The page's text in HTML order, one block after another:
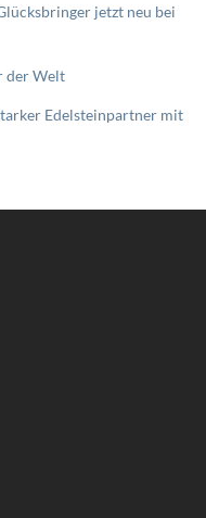
jetzt neu bei
der Welt
Edelsteinpartner mit